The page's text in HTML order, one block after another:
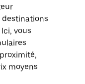
vous
moyens